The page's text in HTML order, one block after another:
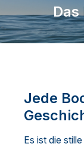
Das
Jede
Es ist die